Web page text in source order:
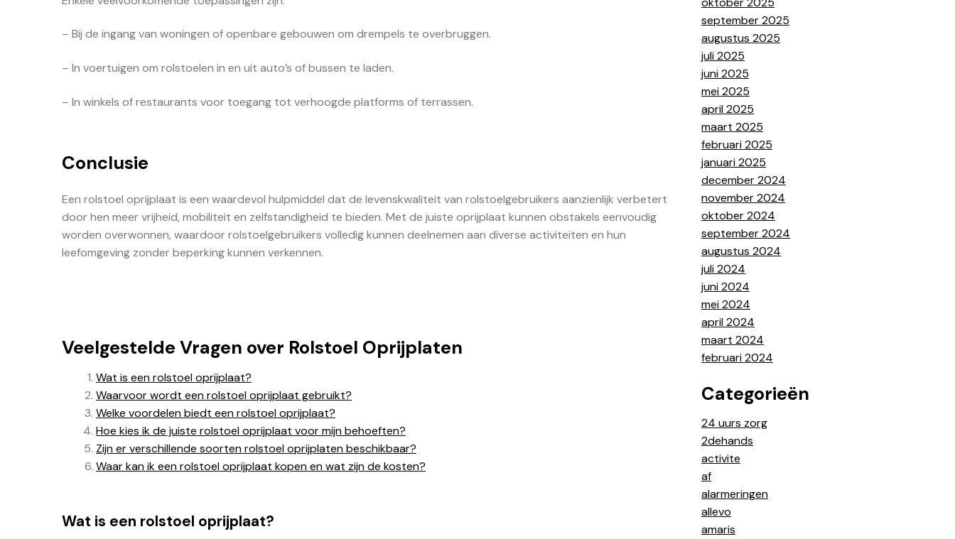
– Bij de ingang van woningen of openbare gebouwen om drempels te overbruggen.
– In voertuigen om rolstoelen in en uit auto’s of bussen te laden.
– In winkels of restaurants voor toegang tot verhoogde platforms of terrassen.
Conclusie
Een rolstoel oprijplaat is een waardevol hulpmiddel dat de levenskwaliteit van rolstoelgebruikers aanzienlijk verbetert
door hen meer vrijheid, mobiliteit en zelfstandigheid te bieden. Met de juiste oprijplaat kunnen obstakels eenvoudig
worden overwonnen, waardoor rolstoelgebruikers volledig kunnen deelnemen aan diverse activiteiten en hun
leefomgeving zonder beperking kunnen verkennen.
Veelgestelde Vragen over Rolstoel Oprijplaten
Wat is een rolstoel oprijplaat?
Waarvoor wordt een rolstoel oprijplaat gebruikt?
Welke voordelen biedt een rolstoel oprijplaat?
Hoe kies ik de juiste rolstoel oprijplaat voor mijn behoeften?
Zijn er verschillende soorten rolstoel oprijplaten beschikbaar?
Waar kan ik een rolstoel oprijplaat kopen en wat zijn de kosten?
Wat is een rolstoel oprijplaat?
september 2025
augustus 2025
juli 2025
juni 2025
mei 2025
april 2025
maart 2025
februari 2025
januari 2025
december 2024
november 2024
oktober 2024
september 2024
augustus 2024
juli 2024
juni 2024
mei 2024
april 2024
maart 2024
februari 2024
Categorieën
24 uurs zorg
2dehands
activite
af
alarmeringen
allevo
amaris